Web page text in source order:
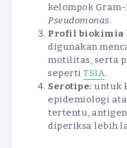
kelompok
Pseudomonas.
Profil biokimia
digunakan
motilitas, serta
seperti TSIA.
Serotipe: untuk
epidemiologi
tertentu, antigen
diperiksa lebih